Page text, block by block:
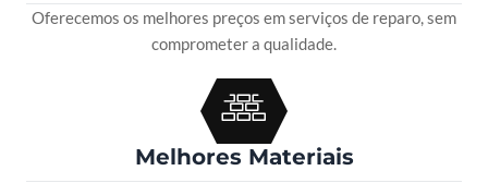
Oferecemos os melhores preços em serviços de reparo, sem
comprometer a qualidade.
Melhores Materiais